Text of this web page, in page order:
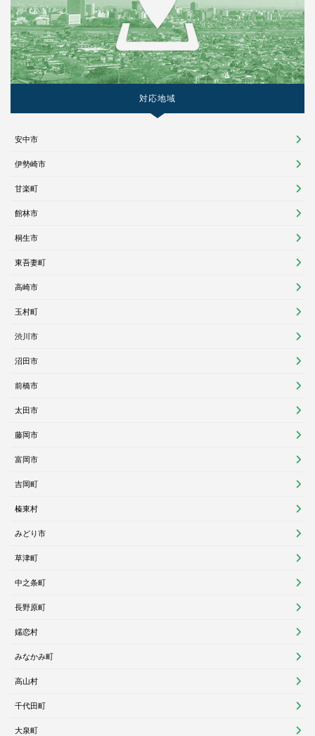
対応地域
安中市
伊勢崎市
甘楽町
館林市
桐生市
東吾妻町
高崎市
玉村町
渋川市
沼田市
前橋市
太田市
藤岡市
富岡市
吉岡町
榛東村
みどり市
草津町
中之条町
長野原町
嬬恋村
みなかみ町
高山村
千代田町
大泉町